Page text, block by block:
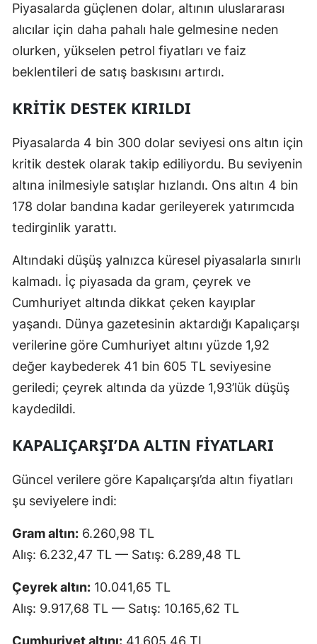
Piyasalarda güçlenen dolar, altının uluslararası
alıcılar için daha pahalı hale gelmesine neden
olurken, yükselen petrol fiyatları ve faiz
beklentileri de satış baskısını artırdı.
KRİTİK DESTEK KIRILDI
Piyasalarda 4 bin 300 dolar seviyesi ons altın için
kritik destek olarak takip ediliyordu. Bu seviyenin
altına inilmesiyle satışlar hızlandı. Ons altın 4 bin
178 dolar bandına kadar gerileyerek yatırımcıda
tedirginlik yarattı.
Altındaki düşüş yalnızca küresel piyasalarla sınırlı
kalmadı. İç piyasada da gram, çeyrek ve
Cumhuriyet altında dikkat çeken kayıplar
yaşandı. Dünya gazetesinin aktardığı Kapalıçarşı
verilerine göre Cumhuriyet altını yüzde 1,92
değer kaybederek 41 bin 605 TL seviyesine
geriledi; çeyrek altında da yüzde 1,93’lük düşüş
kaydedildi.
KAPALIÇARŞI’DA ALTIN FİYATLARI
Güncel verilere göre Kapalıçarşı’da altın fiyatları
şu seviyelere indi:
Gram altın: 6.260,98 TL
Alış: 6.232,47 TL — Satış: 6.289,48 TL
Çeyrek altın: 10.041,65 TL
Alış: 9.917,68 TL — Satış: 10.165,62 TL
Cumhuriyet altını: 41.605,46 TL